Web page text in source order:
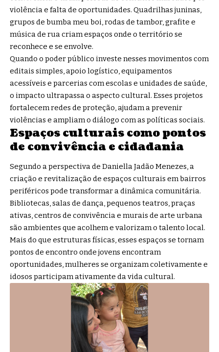
violência e falta de oportunidades. Quadrilhas juninas,
grupos de bumba meu boi, rodas de tambor, grafite e
música de rua criam espaços onde o território se
reconhece e se envolve.
Quando o poder público investe nesses movimentos com
editais simples, apoio logístico, equipamentos
acessíveis e parcerias com escolas e unidades de saúde,
o impacto ultrapassa o aspecto cultural. Esses projetos
fortalecem redes de proteção, ajudam a prevenir
violências e ampliam o diálogo com as políticas sociais.
Espaços culturais como pontos
de convivência e cidadania
Segundo a perspectiva de Daniella Jadão Menezes, a
criação e revitalização de espaços culturais em bairros
periféricos pode transformar a dinâmica comunitária.
Bibliotecas, salas de dança, pequenos teatros, praças
ativas, centros de convivência e murais de arte urbana
são ambientes que acolhem e valorizam o talento local.
Mais do que estruturas físicas, esses espaços se tornam
pontos de encontro onde jovens encontram
oportunidades, mulheres se organizam coletivamente e
idosos participam ativamente da vida cultural.